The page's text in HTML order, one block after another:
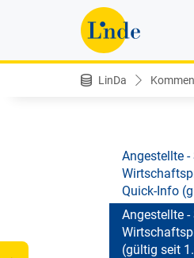
LinDa
seit 1.1.2022)
Angestellte -
Quick-Info
Angestellte -
Quick-Info
Angestellte -
(gültig seit